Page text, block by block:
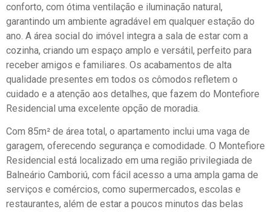
conforto, com ótima ventilação e iluminação natural,
garantindo um ambiente agradável em qualquer estação do
ano. A área social do imóvel integra a sala de estar com a
cozinha, criando um espaço amplo e versátil, perfeito para
receber amigos e familiares. Os acabamentos de alta
qualidade presentes em todos os cômodos refletem o
cuidado e a atenção aos detalhes, que fazem do Montefiore
Residencial uma excelente opção de moradia.
Com 85m² de área total, o apartamento inclui uma vaga de
garagem, oferecendo segurança e comodidade. O Montefiore
Residencial está localizado em uma região privilegiada de
Balneário Camboriú, com fácil acesso a uma ampla gama de
serviços e comércios, como supermercados, escolas e
restaurantes, além de estar a poucos minutos das belas